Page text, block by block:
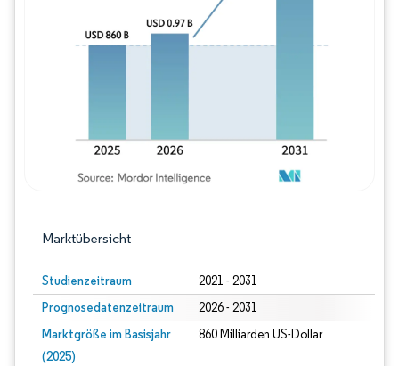
Marktübersicht
Studienzeitraum 2021 - 2031
Prognosedatenzeitraum 2026 - 2031
Marktgröße im Basisjahr
(2025)
860 Milliarden US-Dollar
Bild © Mordor Intelligence.